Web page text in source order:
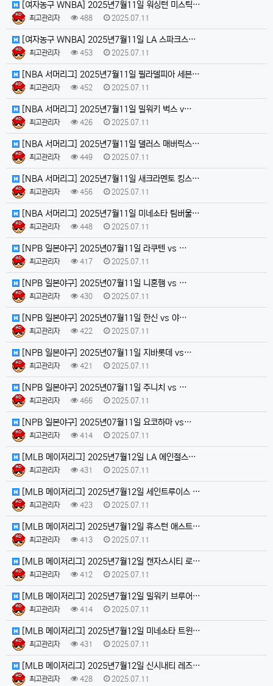
[여자농구 WNBA] 2025년7월11일 워싱턴 미스틱…
최고관리자 488 2025.07.11
[여자농구 WNBA] 2025년7월11일 LA 스파크스…
최고관리자 453 2025.07.11
[NBA 서머리그] 2025년7월11일 필라델피아 세븐…
최고관리자 452 2025.07.11
[NBA 서머리그] 2025년7월11일 밀워키 벅스 v…
최고관리자 426 2025.07.11
[NBA 서머리그] 2025년7월11일 댈러스 매버릭스…
최고관리자 449 2025.07.11
[NBA 서머리그] 2025년7월11일 새크라멘토 킹스…
최고관리자 456 2025.07.11
[NBA 서머리그] 2025년7월11일 미네소타 팀버울…
최고관리자 448 2025.07.11
[NPB 일본야구] 2025년07월11일 라쿠텐 vs …
최고관리자 417 2025.07.11
[NPB 일본야구] 2025년07월11일 니혼햄 vs …
최고관리자 430 2025.07.11
[NPB 일본야구] 2025년07월11일 한신 vs 야…
최고관리자 422 2025.07.11
[NPB 일본야구] 2025년07월11일 지바롯데 vs…
최고관리자 421 2025.07.11
[NPB 일본야구] 2025년07월11일 주니치 vs …
최고관리자 466 2025.07.11
[NPB 일본야구] 2025년07월11일 요코하마 vs…
최고관리자 414 2025.07.11
[MLB 메이저리그] 2025년7월12일 LA 에인절스…
최고관리자 431 2025.07.11
[MLB 메이저리그] 2025년7월12일 세인트루이스 …
최고관리자 423 2025.07.11
[MLB 메이저리그] 2025년7월12일 휴스턴 애스트…
최고관리자 413 2025.07.11
[MLB 메이저리그] 2025년7월12일 캔자스시티 로…
최고관리자 412 2025.07.11
[MLB 메이저리그] 2025년7월12일 밀워키 브루어…
최고관리자 414 2025.07.11
[MLB 메이저리그] 2025년7월12일 미네소타 트윈…
최고관리자 431 2025.07.11
[MLB 메이저리그] 2025년7월12일 신시내티 레즈…
최고관리자 428 2025.07.11